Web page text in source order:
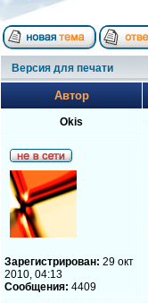
Версия для печати
Автор
Okis
Зарегистрирован: 29 окт
2010, 04:13
Сообщения: 4409